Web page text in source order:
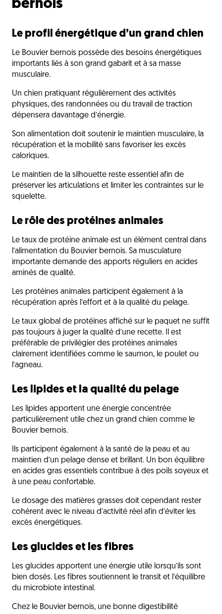
bernois
Le profil énergétique d’un grand chien
Le Bouvier bernois possède des besoins énergétiques
importants liés à son grand gabarit et à sa masse
musculaire.
Un chien pratiquant régulièrement des activités
physiques, des randonnées ou du travail de traction
dépensera davantage d’énergie.
Son alimentation doit soutenir le maintien musculaire, la
récupération et la mobilité sans favoriser les excès
caloriques.
Le maintien de la silhouette reste essentiel afin de
préserver les articulations et limiter les contraintes sur le
squelette.
Le rôle des protéines animales
Le taux de protéine animale est un élément central dans
l’alimentation du Bouvier bernois. Sa musculature
importante demande des apports réguliers en acides
aminés de qualité.
Les protéines animales participent également à la
récupération après l’effort et à la qualité du pelage.
Le taux global de protéines affiché sur le paquet ne suffit
pas toujours à juger la qualité d’une recette. Il est
préférable de privilégier des protéines animales
clairement identifiées comme le saumon, le poulet ou
l’agneau.
Les lipides et la qualité du pelage
Les lipides apportent une énergie concentrée
particulièrement utile chez un grand chien comme le
Bouvier bernois.
Ils participent également à la santé de la peau et au
maintien d’un pelage dense et brillant. Un bon équilibre
en acides gras essentiels contribue à des poils soyeux et
à une peau confortable.
Le dosage des matières grasses doit cependant rester
cohérent avec le niveau d’activité réel afin d’éviter les
excès énergétiques.
Les glucides et les fibres
Les glucides apportent une énergie utile lorsqu’ils sont
bien dosés. Les fibres soutiennent le transit et l’équilibre
du microbiote intestinal.
Chez le Bouvier bernois, une bonne digestibilité